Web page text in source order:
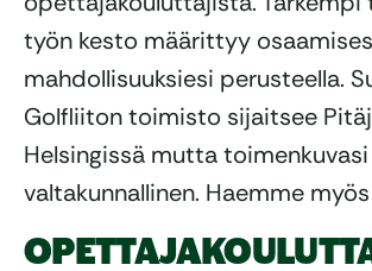
työn kesto määrittyy
mahdollisuuksiesi perusteella.
Golfliiton toimisto sijaitsee
Helsingissä mutta
valtakunnallinen. Haemme myös